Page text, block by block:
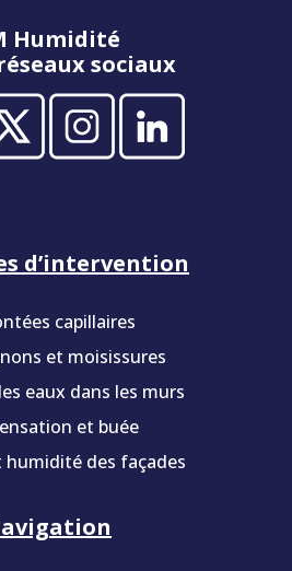
Humidité
sociaux
d’intervention
capillaires
et moisissures
eaux dans les murs
et buée
des façades